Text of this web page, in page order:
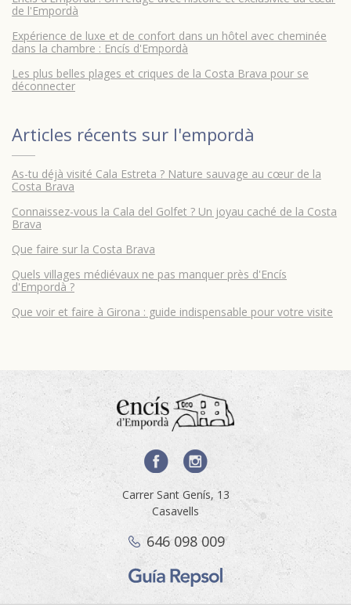
de l'Empordà
Expérience de luxe et de confort dans un hôtel avec cheminée
dans la chambre : Encís d'Empordà
Les plus belles plages et criques de la Costa Brava pour se
déconnecter
Articles récents sur l'empordà
As-tu déjà visité Cala Estreta ? Nature sauvage au cœur de la
Costa Brava
Connaissez-vous la Cala del Golfet ? Un joyau caché de la Costa
Brava
Que faire sur la Costa Brava
Quels villages médiévaux ne pas manquer près d'Encís
d'Empordà ?
Que voir et faire à Girona : guide indispensable pour votre visite
Carrer Sant Genís, 13
Casavells
646 098 009
Enregistrer les paramètres Tout accepter